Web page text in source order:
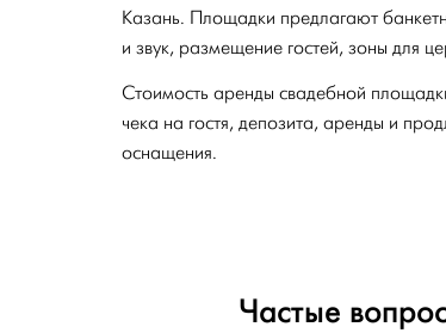
Казань. Площадки предлагают
и звук, размещение гостей, зоны для
Стоимость аренды свадебной
чека на гостя, депозита, аренды и
оснащения.
Частые